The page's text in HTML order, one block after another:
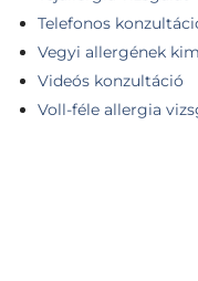
Telefonos
Vegyi allergének
Videós konzultáció
Voll-féle allergia